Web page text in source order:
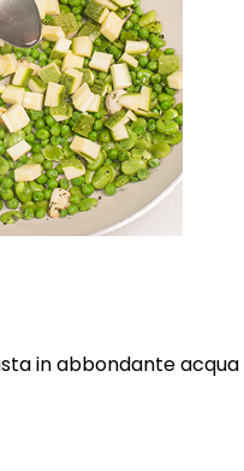
in abbondante